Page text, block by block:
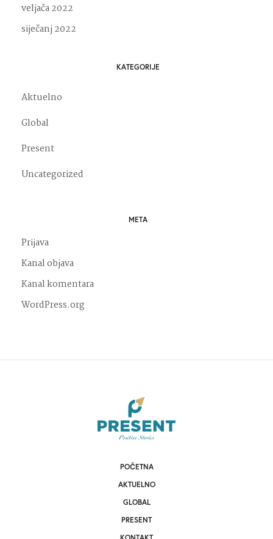
veljača 2022
siječanj 2022
KATEGORIJE
Aktuelno
Global
Present
Uncategorized
META
Prijava
Kanal objava
Kanal komentara
WordPress.org
POČETNA
AKTUELNO
GLOBAL
PRESENT